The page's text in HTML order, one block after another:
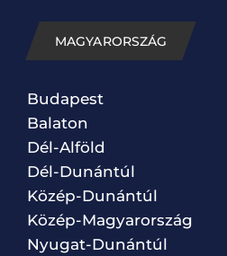
MAGYARORSZÁG
Budapest
Balaton
Dél-Alföld
Dél-Dunántúl
Közép-Dunántúl
Közép-Magyarország
Nyugat-Dunántúl